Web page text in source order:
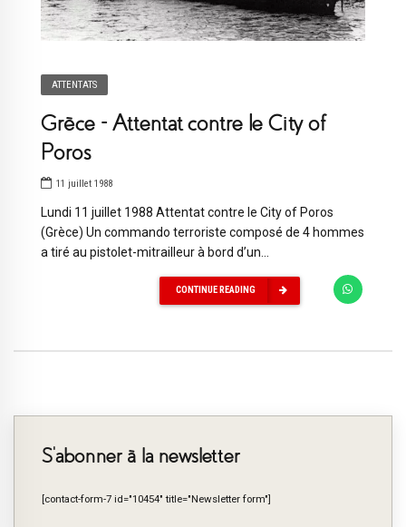
ATTENTATS
Grèce – Attentat contre le City of
Poros
11 juillet 1988
Lundi 11 juillet 1988 Attentat contre le City of Poros
(Grèce) Un commando terroriste composé de 4 hommes
a tiré au pistolet-mitrailleur à bord d’un...
CONTINUE READING
S’abonner à la newsletter
[contact-form-7 id="10454" title="Newsletter form"]